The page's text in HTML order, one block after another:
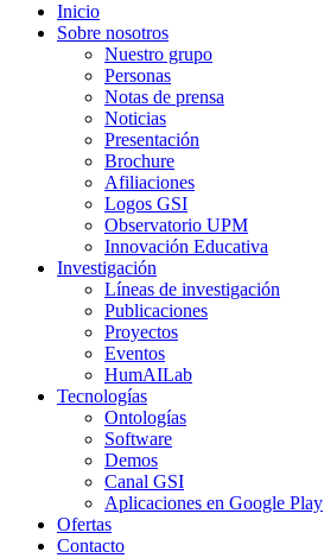
Inicio
Sobre nosotros
Nuestro grupo
Personas
Notas de prensa
Noticias
Presentación
Brochure
Afiliaciones
Logos GSI
Observatorio UPM
Innovación Educativa
Investigación
Líneas de investigación
Publicaciones
Proyectos
Eventos
HumAILab
Tecnologías
Ontologías
Software
Demos
Canal GSI
Aplicaciones en Google Play
Ofertas
Contacto